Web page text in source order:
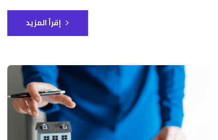
إقرأ المزيد